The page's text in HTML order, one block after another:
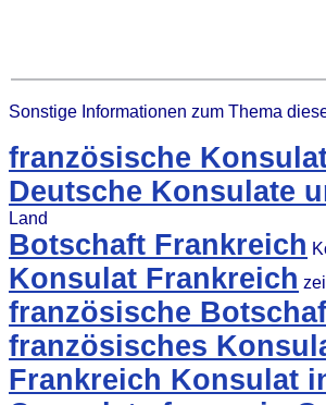
Sonstige Informationen zum Thema
französische
Deutsche Konsulate
Land
Botschaft Frankreich
Konsulat Frankreich
französische
französisches
Frankreich Konsulat